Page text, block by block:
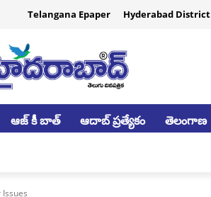
Telangana Epaper Hyderabad District
ఆజ్ కీ బాత్ ఆదాబ్ ప్రత్యేకం తెలంగాణ